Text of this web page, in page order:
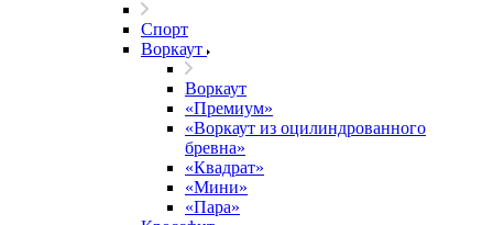
Спорт
Воркаут
Воркаут
«Премиум»
«Воркаут из оцилиндрованного
бревна»
«Квадрат»
«Мини»
«Пара»